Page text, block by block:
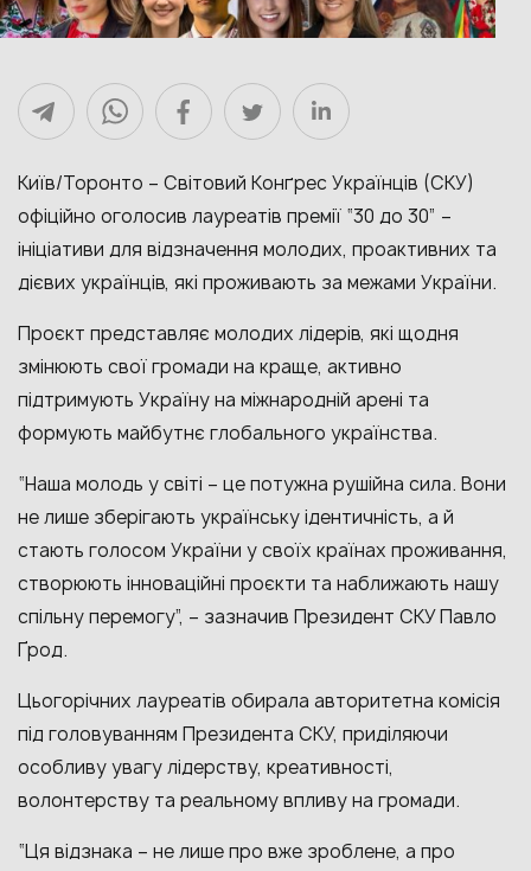
Київ/Торонто – Світовий Конґрес Українців (СКУ)
офіційно оголосив лауреатів премії “30 до 30” –
ініціативи для відзначення молодих, проактивних та
дієвих українців, які проживають за межами України.
Проєкт представляє молодих лідерів, які щодня
змінюють свої громади на краще, активно
підтримують Україну на міжнародній арені та
формують майбутнє глобального українства.
“Наша молодь у світі – це потужна рушійна сила. Вони
не лише зберігають українську ідентичність, а й
стають голосом України у своїх країнах проживання,
створюють інноваційні проєкти та наближають нашу
спільну перемогу”, – зазначив Президент СКУ Павло
Ґрод.
Цьогорічних лауреатів обирала авторитетна комісія
під головуванням Президента СКУ, приділяючи
особливу увагу лідерству, креативності,
волонтерству та реальному впливу на громади.
“Ця відзнака – не лише про вже зроблене, а про